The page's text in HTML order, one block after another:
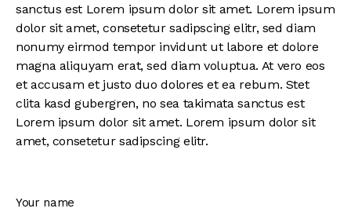
sanctus est Lorem ipsum dolor sit amet. Lorem ipsum
dolor sit amet, consetetur sadipscing elitr, sed diam
nonumy eirmod tempor invidunt ut labore et dolore
magna aliquyam erat, sed diam voluptua. At vero eos
et accusam et justo duo dolores et ea rebum. Stet
clita kasd gubergren, no sea takimata sanctus est
Lorem ipsum dolor sit amet. Lorem ipsum dolor sit
amet, consetetur sadipscing elitr.